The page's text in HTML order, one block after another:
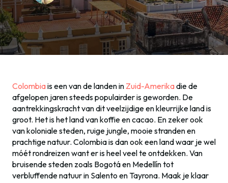
Colombiais een van de landen in Zuid-Amerikadie de
afgelopen jaren steeds populairder is geworden. De
aantrekkingskracht van dit veelzijdige en kleurrijke land is
groot. Het is het land van koffie en cacao. En zeker ook
van koloniale steden, ruige jungle, mooie stranden en
prachtige natuur. Colombia is dan ook een land waar je wel
móét rondreizen want er is heel veel te ontdekken. Van
bruisende steden zoals Bogotá en Medellín tot
verbluffende natuur in Salento en Tayrona. Maak je klaar